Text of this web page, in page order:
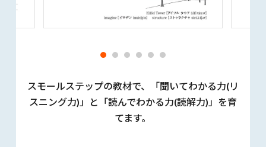
スモールステップの教材で、「聞いてわかる力(リ
スニング力)」と「読んでわかる力(読解力)」を育
てます。